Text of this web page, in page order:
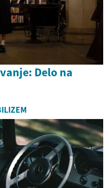
Delo na